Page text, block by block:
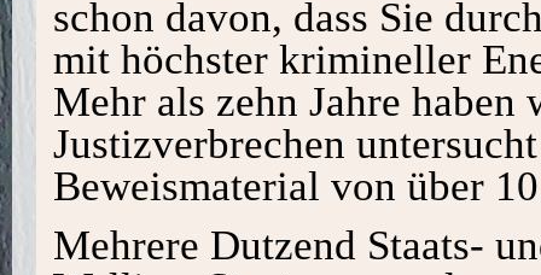
schon davon, dass Sie
mit höchster krimineller
Mehr als zehn Jahre
Justizverbrechen
Beweismaterial von über
Mehrere Dutzend Staats-